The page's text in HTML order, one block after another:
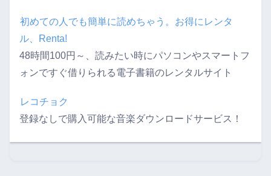
初めての人でも簡単に読めちゃう。お得にレンタ
ル、Renta!
48時間100円～、読みたい時にパソコンやスマートフ
ォンですぐ借りられる電子書籍のレンタルサイト
レコチョク
登録なしで購入可能な音楽ダウンロードサービス！